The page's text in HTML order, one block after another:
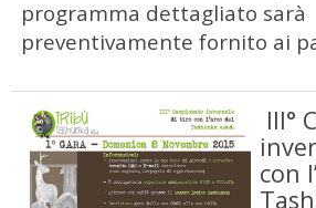
programma dettagliato sarà
preventivamente fornito ai
III°
con